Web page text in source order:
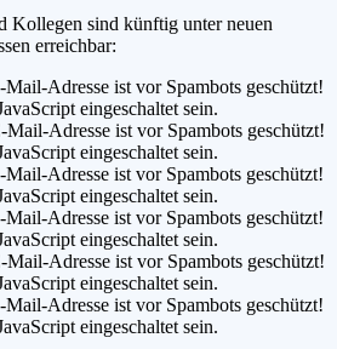
Kollegen sind künftig unter neuen
erreichbar:
Mail-Adresse ist vor Spambots geschützt!
eingeschaltet sein.
Mail-Adresse ist vor Spambots geschützt!
eingeschaltet sein.
Mail-Adresse ist vor Spambots geschützt!
eingeschaltet sein.
Mail-Adresse ist vor Spambots geschützt!
eingeschaltet sein.
Mail-Adresse ist vor Spambots geschützt!
eingeschaltet sein.
Mail-Adresse ist vor Spambots geschützt!
eingeschaltet sein.